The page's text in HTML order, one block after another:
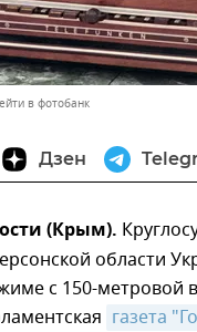
в фотобанк
Дзен
(Крым).
области
с 150-метровой
газета